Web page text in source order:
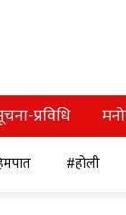
प्रविधि
#होली